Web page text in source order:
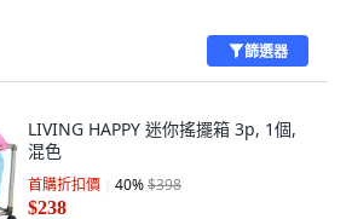
篩選器
LIVING HAPPY 迷你搖擺箱 3p, 1個,
混色
首購折扣價 40%$398
$238